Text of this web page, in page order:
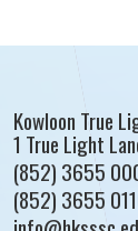
Kowloon True
1 True Light
(852) 3655
(852) 3655